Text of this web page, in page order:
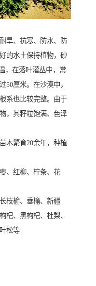
旱、抗寒、防水、防
的水土保持植物，砂
，在落叶灌丛中，常
50厘米。在沙漠中，
系也比较完整。由于
，其籽粒饱满、色泽
木繁育20余年，种植
、红柳、柠条、花
枝榆、垂榆、新疆
杞、黑枸杞、杜梨、
松等